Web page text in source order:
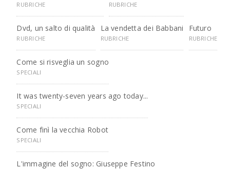
RUBRICHE RUBRICHE
Dvd, un salto di qualità
RUBRICHE
La vendetta dei Babbani
RUBRICHE
Futuro
RUBRICHE
Come si risveglia un sogno
SPECIALI
It was twenty-seven years ago today...
SPECIALI
Come finì la vecchia Robot
SPECIALI
L'immagine del sogno: Giuseppe Festino